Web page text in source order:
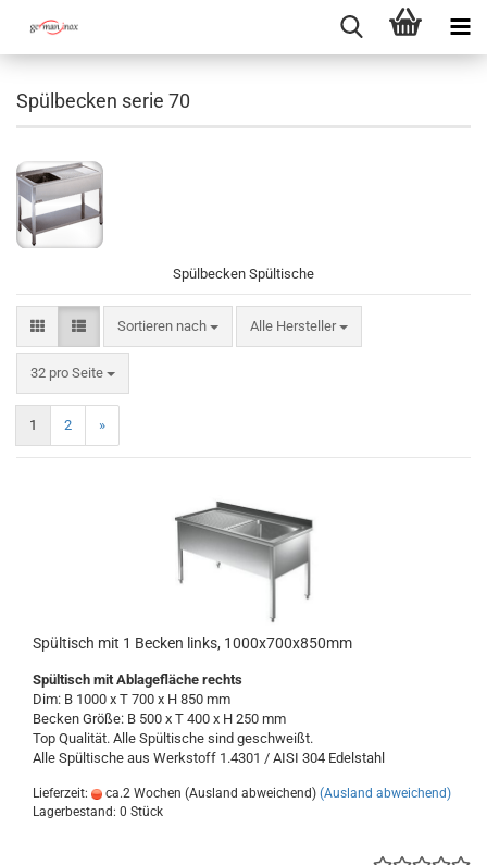
Spülbecken serie 70
Spülbecken Spültische
Sortieren nach
Sortieren nach Alle Hersteller
32 pro Seite
pro Seite
1 2 »
Spültisch mit 1 Becken links, 1000x700x850mm
Spültisch mit Ablagefläche rechts
Dim: B 1000 x T 700 x H 850 mm
Becken Größe: B 500 x T 400 x H 250 mm
Top Qualität. Alle Spültische sind geschweißt.
Alle Spültische aus Werkstoff 1.4301 / AISI 304 Edelstahl
Lieferzeit: ca.2 Wochen (Ausland abweichend) (Ausland abweichend)
Lagerbestand: 0 Stück